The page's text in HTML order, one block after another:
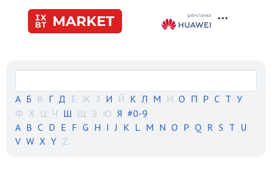
А Б В Г Д Е Ж З И Й К Л М Н О П Р С Т У
Ф Х Ц Ч Ш Щ Э Ю Я #0-9
A B C D E F G H I J K L M N O P Q R S T U
V W X Y Z